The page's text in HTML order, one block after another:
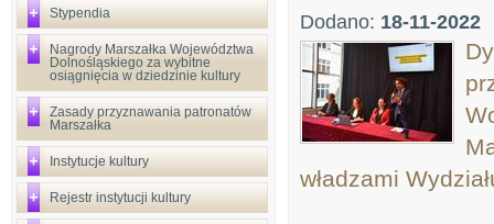
Stypendia
Nagrody Marszałka Województwa
Dolnośląskiego za wybitne
osiągnięcia w dziedzinie kultury
Zasady przyznawania patronatów
Marszałka
Instytucje kultury
Rejestr instytucji kultury
Dodano: 18-11-2022
władzami